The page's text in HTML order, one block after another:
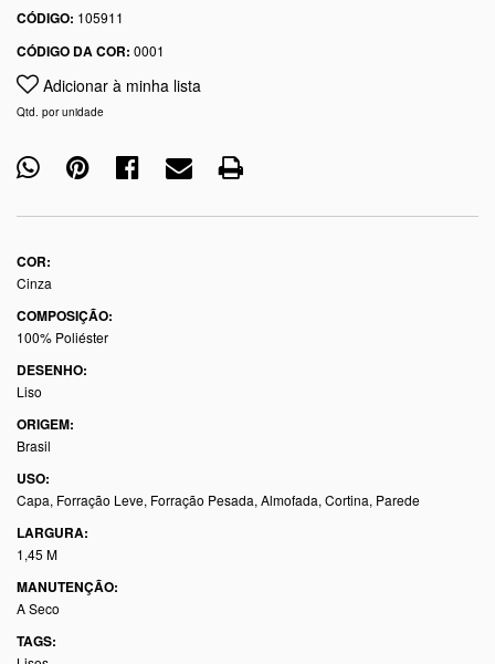
CÓDIGO: 105911
CÓDIGO DA COR: 0001
Adicionar à minha lista
Qtd. por unidade
COR:
Cinza
COMPOSIÇÃO:
100% Poliéster
DESENHO:
Liso
ORIGEM:
Brasil
USO:
Capa, Forração Leve, Forração Pesada, Almofada, Cortina, Parede
LARGURA:
1,45 M
MANUTENÇÃO:
A Seco
TAGS: